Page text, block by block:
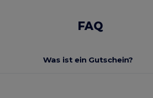
FAQ
Was ist ein Gutschein?